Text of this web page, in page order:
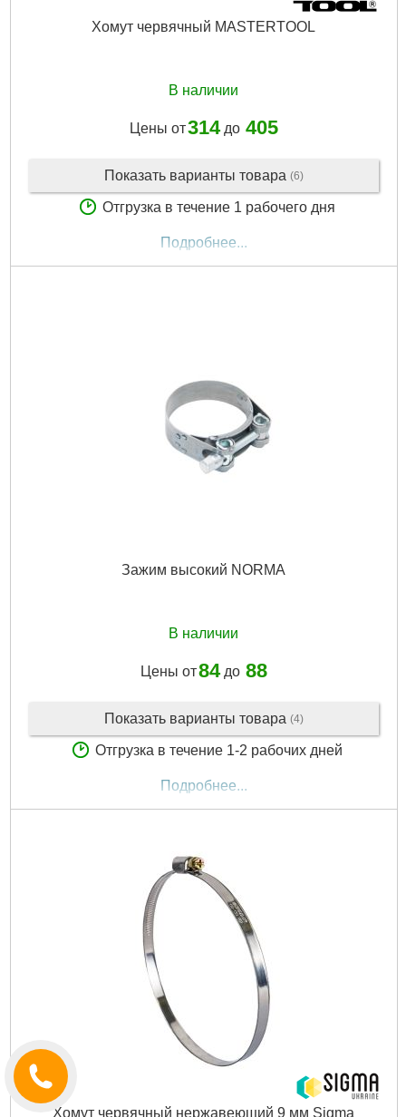
Хомут червячный MASTERTOOL
В наличии
Цены от314до 405
Показать варианты товара (6)
Отгрузка в течение 1 рабочего дня
Подробнее...
Зажим высокий NORMA
В наличии
Цены от84до 88
Показать варианты товара (4)
Отгрузка в течение 1-2 рабочих дней
Подробнее...
Хомут червячный нержавеющий 9 мм Sigma